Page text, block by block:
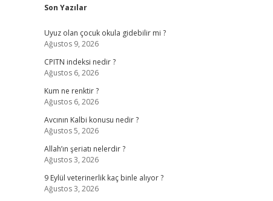
Sidebar
Son Yazılar
Uyuz olan çocuk okula gidebilir mi ?
Ağustos 9, 2026
CPITN indeksi nedir ?
Ağustos 6, 2026
Kum ne renktir ?
Ağustos 6, 2026
Avcının Kalbi konusu nedir ?
Ağustos 5, 2026
Allah’ın şeriatı nelerdir ?
Ağustos 3, 2026
9 Eylül veterinerlik kaç binle alıyor ?
Ağustos 3, 2026